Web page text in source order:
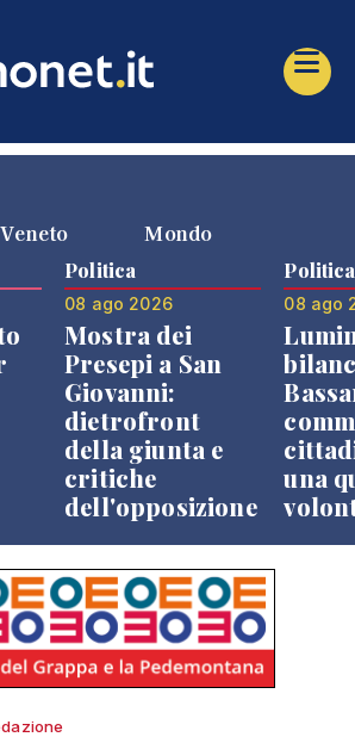
Veneto Mondo
Politica
08 ago 2026
Mostra dei
Presepi a San
Giovanni:
dietrofront
della giunta e
critiche
dell'opposizione
Politica
08 ago
una